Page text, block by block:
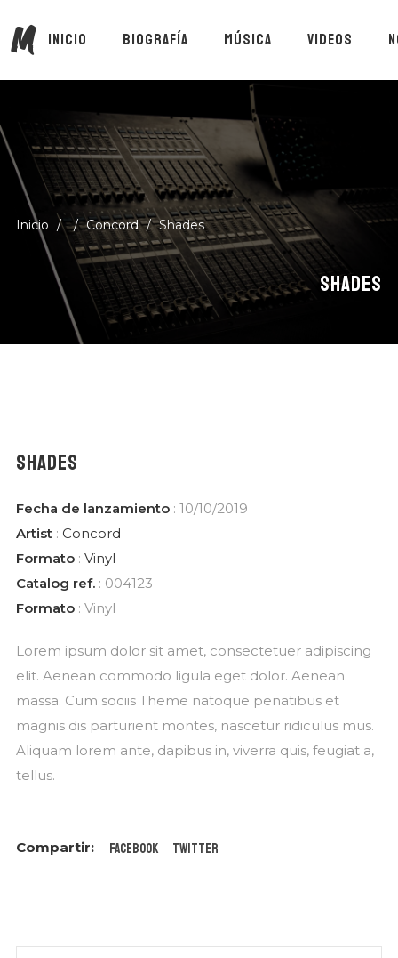
DESCUBRE MÚSICA NUEVA, EVENTOS Y MÁS
DE MIGUEL CARDONA
SUSCRIBIRME
M INICIO BIOGRAFÍA MÚSICA VIDEOS
Inicio / / Concord / Shades
SHADES
Reproductor
SHADES
Fecha de lanzamiento: 10/10/2019
Artist: Concord
Formato: Vinyl
Catalog ref.: 004123
Formato: Vinyl
Lorem ipsum dolor sit amet, consectetuer adipiscing
elit. Aenean commodo ligula eget dolor. Aenean
massa. Cum sociis Theme natoque penatibus et
magnis dis parturient montes, nascetur ridiculus mus.
Aliquam lorem ante, dapibus in, viverra quis, feugiat a,
tellus.
Facebook Twitter